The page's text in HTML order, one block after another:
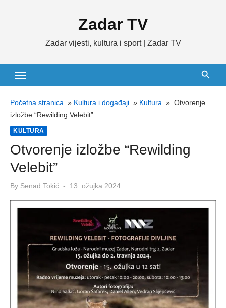
Zadar TV
Zadar vijesti, kultura i sport | Zadar TV
Početna stranica » Kultura i događaji » Kultura » Otvorenje
izložbe “Rewilding Velebit”
KULTURA
Otvorenje izložbe “Rewilding
Velebit”
By Senad Tokić
Posted
13. ožujka 2024.